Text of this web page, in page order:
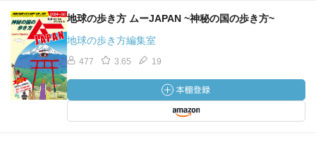
地球の歩き方 ムーJAPAN ~神秘の国の歩き方~
地球の歩き方編集室
477 3.65 19